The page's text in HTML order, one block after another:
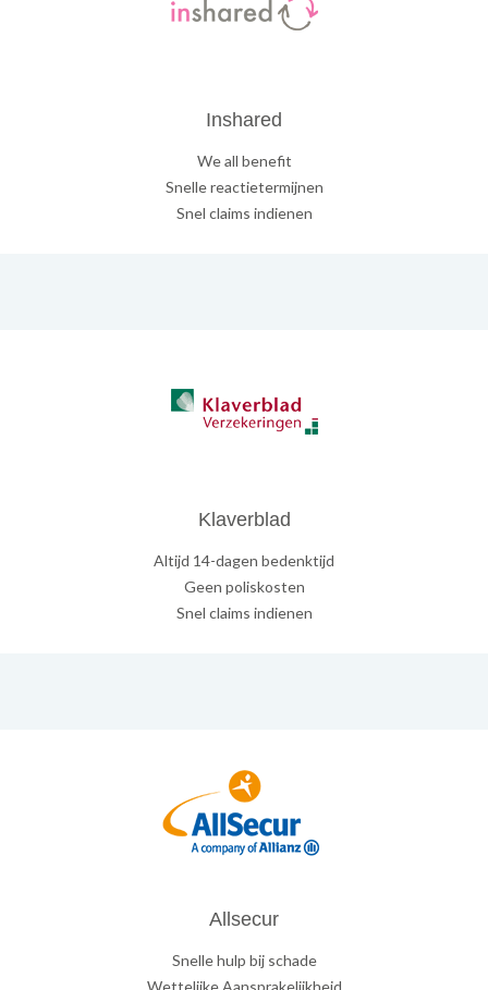
Inshared
We all benefit
Snelle reactietermijnen
Snel claims indienen
Klaverblad
Altijd 14-dagen bedenktijd
Geen poliskosten
Snel claims indienen
Allsecur
Snelle hulp bij schade